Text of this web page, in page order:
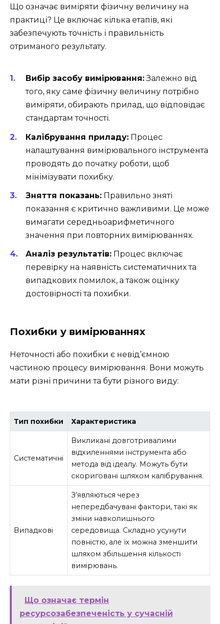
Що означає виміряти фізичну величину на
практиці? Це включає кілька етапів, які
забезпечують точність і правильність
отриманого результату.
Вибір засобу вимірювання:Залежно від
того, яку саме фізичну величину потрібно
виміряти, обирають прилад, що відповідає
стандартам точності.
Калібрування приладу: Процес
налаштування вимірювального інструмента
проводять до початку роботи, щоб
мінімізувати похибку.
Зняття показань: Правильно зняті
показання є критично важливими. Це може
вимагати середньоарифметичного
значення при повторних вимірюваннях.
Аналіз результатів: Процес включає
перевірку на наявність систематичних та
випадкових помилок, а також оцінку
достовірності та похибки.
Похибки у вимірюваннях
Неточності або похибки є невід’ємною
частиною процесу вимірювання. Вони можуть
мати різні причини та бути різного виду:
Тип похибки Характеристика
Систематичні
Викликані довготривалими
відхиленнями інструмента або
метода від ідеалу. Можуть бути
скориговані шляхом калібрування.
Випадкові
З’являються через
непередбачувані фактори, такі як
зміни навколишнього
середовища. Складно усунути
повністю, але їх можна зменшити
шляхом збільшення кількості
вимірювань.
Що означає термін
ресурсозабезпеченість у сучасній